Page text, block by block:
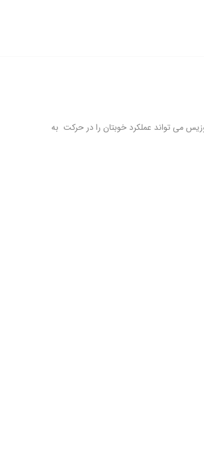
می تواند عملکرد خوبتان را در حرکت به